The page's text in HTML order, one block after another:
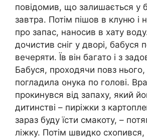
повідомив, що залишається у
завтра. Потім пішов в клуню і
про запас, наносив в хату
дочистив сніг у дворі, бабуся
вечеряти. Їв він багато і з
Бабуся, проходячи повз нього,
погладила онука по голові.
прокинувся від запаху, який
дитинстві – пиріжки з
зараз буду їсти смакоту, –
ліжку. Потім швидко